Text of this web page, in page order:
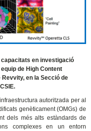
en investigació
de High Content
en la Secció de
autoritzada per al
genèticament (OMGs) de
dels més alts estàndards de
complexes en un entorn